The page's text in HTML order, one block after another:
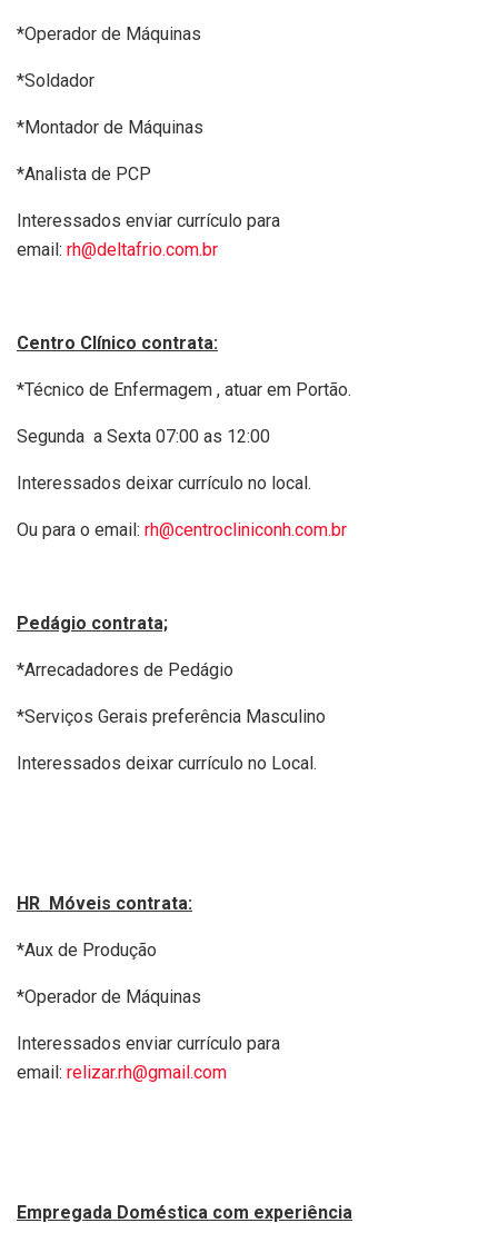
*Operador de Máquinas
*Soldador
*Montador de Máquinas
*Analista de PCP
Interessados enviar currículo para
email: rh@deltafrio.com.br
Centro Clínico contrata:
*Técnico de Enfermagem , atuar em Portão.
Segunda a Sexta 07:00 as 12:00
Interessados deixar currículo no local.
Ou para o email: rh@centrocliniconh.com.br
Pedágio contrata;
*Arrecadadores de Pedágio
*Serviços Gerais preferência Masculino
Interessados deixar currículo no Local.
HR Móveis contrata:
*Aux de Produção
*Operador de Máquinas
Interessados enviar currículo para
email: relizar.rh@gmail.com
Empregada Doméstica com experiência